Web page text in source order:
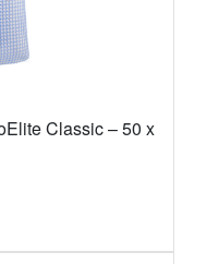
Classic – 50 x